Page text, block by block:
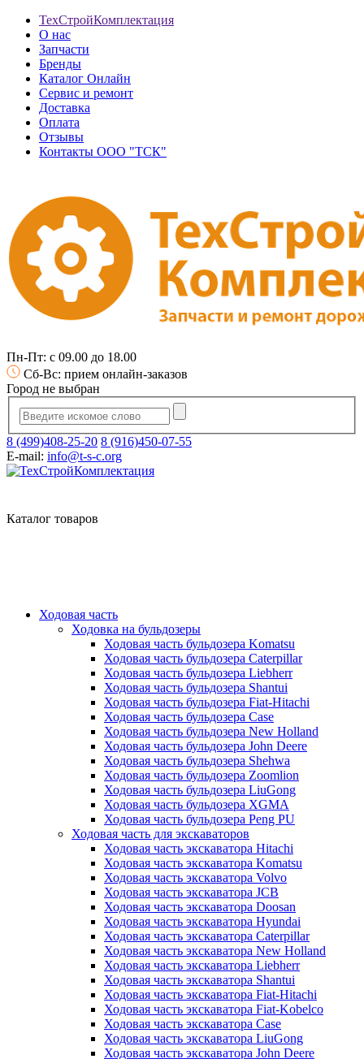
ТехСтройКомплектация
О нас
Запчасти
Бренды
Каталог Онлайн
Сервис и ремонт
Доставка
Оплата
Отзывы
Контакты ООО "ТСК"
Пн-Пт: с 09.00 до 18.00
Сб-Вс: прием онлайн-заказов
Город не выбран
8 (499)408-25-20 8 (916)450-07-55
E-mail: info@t-s-c.org
Каталог товаров
Ходовая часть
Ходовка на бульдозеры
Ходовая часть бульдозера Komatsu
Ходовая часть бульдозера Caterpillar
Ходовая часть бульдозера Liebherr
Ходовая часть бульдозера Shantui
Ходовая часть бульдозера Fiat-Hitachi
Ходовая часть бульдозера Case
Ходовая часть бульдозера New Holland
Ходовая часть бульдозера John Deere
Ходовая часть бульдозера Shehwa
Ходовая часть бульдозера Zoomlion
Ходовая часть бульдозера LiuGong
Ходовая часть бульдозера XGMA
Ходовая часть бульдозера Peng PU
Ходовая часть для экскаваторов
Ходовая часть экскаватора Hitachi
Ходовая часть экскаватора Komatsu
Ходовая часть экскаватора Volvo
Ходовая часть экскаватора JCB
Ходовая часть экскаватора Doosan
Ходовая часть экскаватора Hyundai
Ходовая часть экскаватора Caterpillar
Ходовая часть экскаватора New Holland
Ходовая часть экскаватора Liebherr
Ходовая часть экскаватора Shantui
Ходовая часть экскаватора Fiat-Hitachi
Ходовая часть экскаватора Fiat-Kobelco
Ходовая часть экскаватора Case
Ходовая часть экскаватора LiuGong
Ходовая часть экскаватора John Deere